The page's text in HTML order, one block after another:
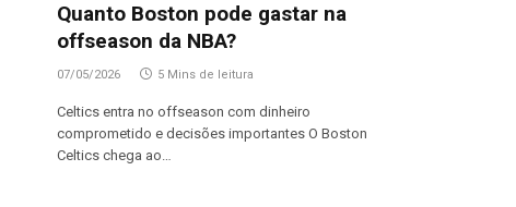
Quanto Boston pode gastar na
offseason da NBA?
07/05/2026 5 Mins de leitura
Celtics entra no offseason com dinheiro
comprometido e decisões importantes O Boston
Celtics chega ao…